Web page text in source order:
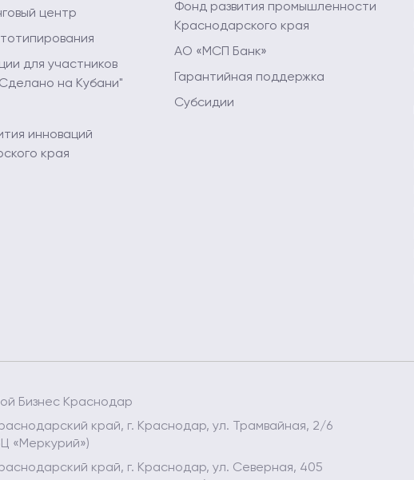
центр
для участников
на Кубани"
инноваций
края
Фонд развития промышленности
Краснодарского края
АО «МСП Банк»
Гарантийная поддержка
Субсидии
Бизнес Краснодар
край, г. Краснодар, ул. Трамвайная, 2/6
«Меркурий»)
край, г. Краснодар, ул. Северная, 405